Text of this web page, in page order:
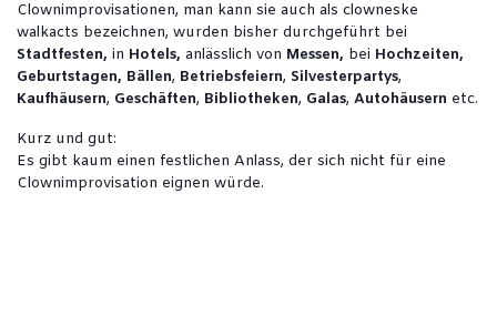
Clownimprovisationen, man kann sie auch als clowneske
walkacts bezeichnen, wurden bisher durchgeführt bei
Stadtfesten, in Hotels, anlässlich von Messen, bei Hochzeiten,
Geburtstagen, Bällen, Betriebsfeiern, Silvesterpartys,
Kaufhäusern, Geschäften, Bibliotheken, Galas, Autohäusern etc.
Kurz und gut:
Es gibt kaum einen festlichen Anlass, der sich nicht für eine
Clownimprovisation eignen würde.